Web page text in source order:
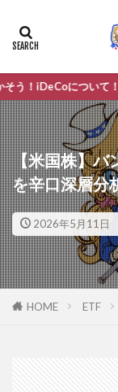
について！！
【米国株】バ
を辛口深層分
2026年5月11日
HOME ETF